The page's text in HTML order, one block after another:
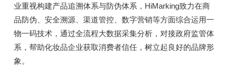
业重视构建产品追溯体系与防伪体系，HiMarking致力在商
品防伪、安全溯源、渠道管控、数字营销等方面综合运用一
物一码技术，通过全流程大数据采集分析，对接政府监管体
系，帮助化妆品企业获取消费者信任，树立起良好的品牌形
象。